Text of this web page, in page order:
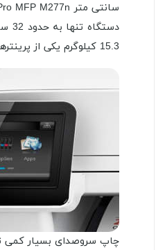
15.3 کیلوگرم یکی از پرینترهای سنگین در این حجم و کلاس به شمار می رود.
چاپ سروصدای بسیار کمی